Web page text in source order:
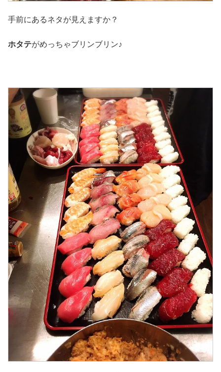
手前にあるネタが見えますか？
ホタテがめっちゃブリンブリン♪